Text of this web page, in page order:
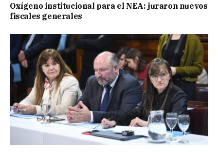
Oxígeno institucional para el NEA: juraron nuevos
fiscales generales